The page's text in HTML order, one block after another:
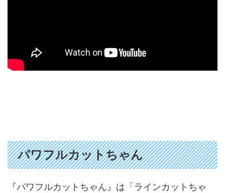
パワフルカットちゃん
『パワフルカットちゃん』は「ラインカットちゃ